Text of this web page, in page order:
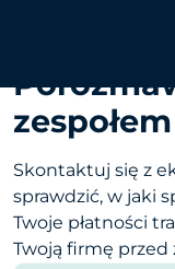
Skontaktuj się z
sprawdzić, w jaki
Twoje płatności
Twoją firmę